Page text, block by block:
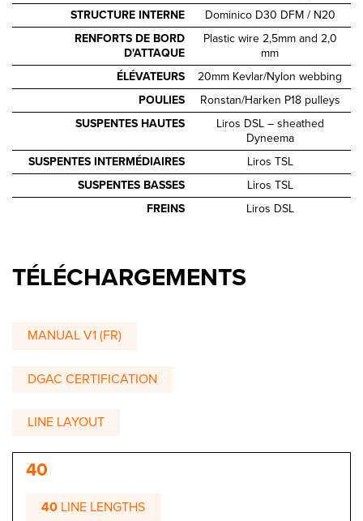
STRUCTURE INTERNE
Dominico D30 DFM / N20
RENFORTS DE BORD
D'ATTAQUE
Plastic wire 2,5mm and 2,0
mm
ÉLÉVATEURS
20mm Kevlar/Nylon webbing
POULIES
Ronstan/Harken P18 pulleys
SUSPENTES HAUTES
Liros DSL – sheathed
Dyneema
SUSPENTES INTERMÉDIAIRES
Liros TSL
SUSPENTES BASSES
Liros TSL
FREINS
Liros DSL
TÉLÉCHARGEMENTS
MANUAL V1 (FR)
DGAC CERTIFICATION
LINE LAYOUT
40
40 LINE LENGTHS